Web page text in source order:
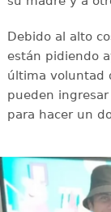
Debido al alto
están pidiendo
última voluntad
pueden
para hacer un